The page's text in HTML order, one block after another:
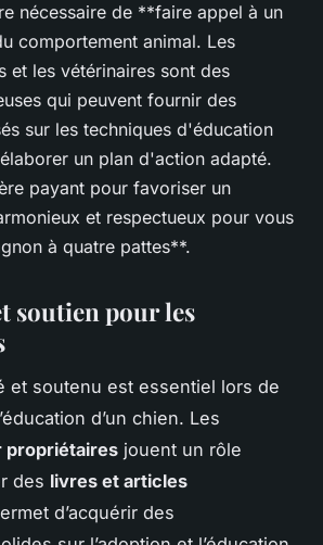
nécessaire de **faire appel à un
comportement animal. Les
et les vétérinaires sont des
qui peuvent fournir des
sur les techniques d'éducation
un plan d'action adapté.
payant pour favoriser un
et respectueux pour vous
à quatre pattes**.
soutien pour les
et soutenu est essentiel lors de
d’un chien. Les
propriétaires jouent un rôle
des livres et articles
d’acquérir des